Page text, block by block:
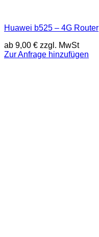
Huawei b525 – 4G Router
ab 9,00 € zzgl. MwSt
Zur Anfrage hinzufügen